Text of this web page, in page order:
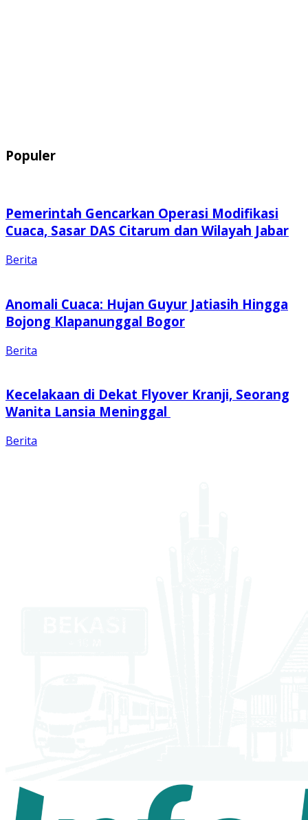
Populer
Pemerintah Gencarkan Operasi Modifikasi
Cuaca, Sasar DAS Citarum dan Wilayah Jabar
Berita
Anomali Cuaca: Hujan Guyur Jatiasih Hingga
Bojong Klapanunggal Bogor
Berita
Kecelakaan di Dekat Flyover Kranji, Seorang
Wanita Lansia Meninggal
Berita